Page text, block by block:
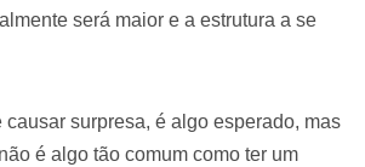
será maior e a estrutura a se
causar surpresa, é algo esperado, mas
é algo tão comum como ter um